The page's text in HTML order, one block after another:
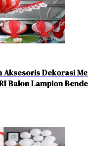
Aksesoris Dekorasi
Balon Lampion